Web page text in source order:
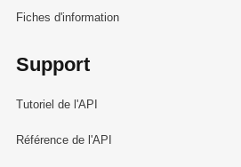
Fiches d'information
Support
Tutoriel de l'API
Référence de l'API